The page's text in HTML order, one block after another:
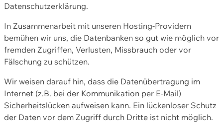
Datenschutzerklärung.
In Zusammenarbeit mit unseren Hosting-Providern
bemühen wir uns, die Datenbanken so gut wie möglich vor
fremden Zugriffen, Verlusten, Missbrauch oder vor
Fälschung zu schützen.
Wir weisen darauf hin, dass die Datenübertragung im
Internet (z.B. bei der Kommunikation per E-Mail)
Sicherheitslücken aufweisen kann. Ein lückenloser Schutz
der Daten vor dem Zugriff durch Dritte ist nicht möglich.